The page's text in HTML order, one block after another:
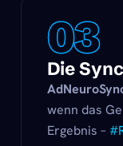
03
Die
wenn das
Ergebnis –